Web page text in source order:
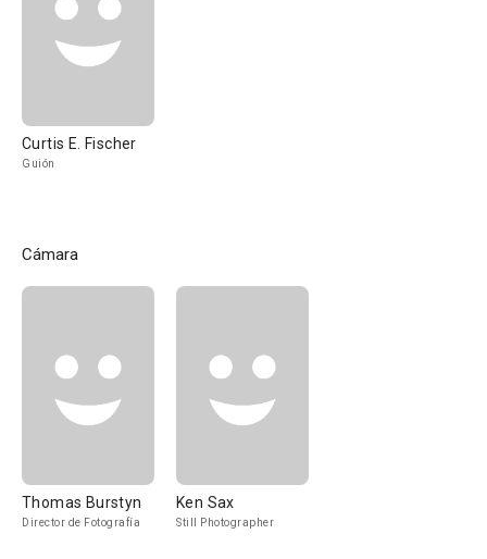
Curtis E. Fischer
Guión
Cámara
Thomas Burstyn
Director de Fotografía
Ken Sax
Still Photographer